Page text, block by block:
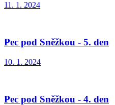
11. 1. 2024
Pec pod Sněžkou - 5. den
10. 1. 2024
Pec pod Sněžkou - 4. den